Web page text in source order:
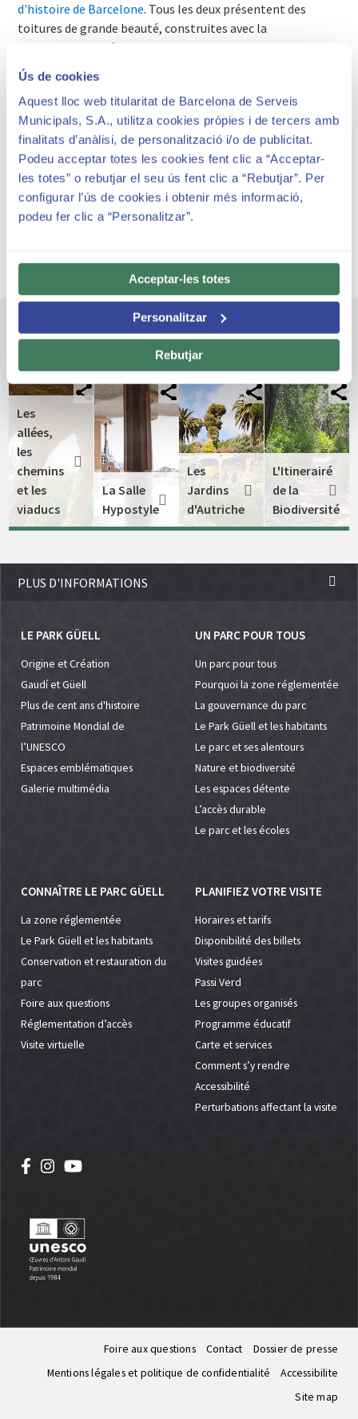
Ús de cookies
Aquest lloc web titularitat de Barcelona de Serveis
Municipals, S.A., utilitza cookies pròpies i de tercers amb
finalitats d’anàlisi, de personalització i/o de publicitat.
Podeu acceptar totes les cookies fent clic a “Acceptar-
les totes” o rebutjar el seu ús fent clic a “Rebutjar”. Per
configurar l’ús de cookies i obtenir més informació,
podeu fer clic a “Personalitzar”.
Acceptar-les totes
Personalitzar
Rebutjar
d'histoire de Barcelone. Tous les deux présentent des
toitures de grande beauté, construites avec la
traditionnelle voûte catalane en briques planes,
recouverte de pique-assiette céramique.
Horaires et tarifs
Park Güell est soumise à des tarifs et des horaires pour
la visiter
Autres espaces emblématiques
Les
allées,
les
chemins
et les
viaducs
La Salle
Hypostyle
Les
Jardins
d'Autriche
L'Itinerairé
de la
Biodiversité
PLUS D'INFORMATIONS
LE PARK GÜELL
Origine et Création
Gaudí et Güell
Plus de cent ans d'histoire
Patrimoine Mondial de
l’UNESCO
Espaces emblématiques
Galerie multimédia
UN PARC POUR TOUS
Un parc pour tous
Pourquoi la zone réglementée
La gouvernance du parc
Le Park Güell et les habitants
Le parc et ses alentours
Nature et biodiversité
Les espaces détente
L’accès durable
Le parc et les écoles
CONNAÎTRE LE PARC GÜELL
La zone réglementée
Le Park Güell et les habitants
Conservation et restauration du
parc
Foire aux questions
Réglementation d’accès
Visite virtuelle
PLANIFIEZ VOTRE VISITE
Horaires et tarifs
Disponibilité des billets
Visites guidées
Passi Verd
Les groupes organisés
Programme éducatif
Carte et services
Comment s’y rendre
Accessibilité
Perturbations affectant la visite
Foire aux questions Contact
Dossier de presse
Mentions légales et politique de confidentialité
Accessibilite
Site map